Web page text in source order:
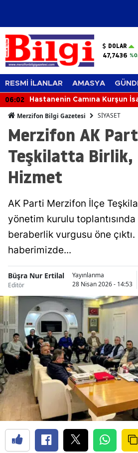
DOLAR
47,7436
RESMİ İLANLAR AMASYA
06:02
Hastanenin Camına Kurşun
Merzifon Bilgi Gazetesi SİYASET
Merzifon AK
Teşkilatta Birlik,
Hizmet
AK Parti Merzifon İlçe
yönetim kurulu
beraberlik vurgusu öne
haberimizde...
Büşra Nur Ertilal
Editör
Yayınlanma
28 Nisan 2026 - 14:53